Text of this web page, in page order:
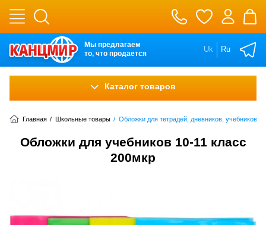
Мы предлагаем
то, что продается
Uk Ru
Каталог товаров
Главная / Школьные товары / Обложки для тетрадей, дневников, учебников
Обложки для учебников 10-11 класс
200мкр